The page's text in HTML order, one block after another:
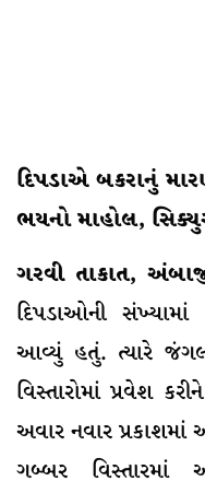
દિપડાએ બકરાનું
ભયનો માહોલ,
ગરવી તાકાત,
દિપડાઓની સંખ્યામાં
આવ્યું હતું. ત્યારે જંગલ
વિસ્તારોમાં પ્રવેશ
અવાર નવાર
ગબ્બર